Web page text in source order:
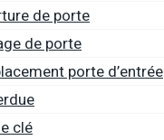
de porte
de porte
porte d’entrée
clé